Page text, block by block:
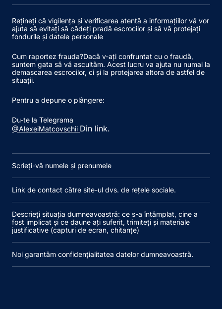
Rețineți că vigilența și verificarea atentă a informațiilor vă vor
ajuta să evitați să cădeți pradă escrocilor și să vă protejați
fondurile și datele personale
Cum raportez frauda?Dacă v-ați confruntat cu o fraudă,
suntem gata să vă ascultăm. Acest lucru va ajuta nu numai la
demascarea escrocilor, ci și la protejarea altora de astfel de
situații.
Pentru a depune o plângere:
Du-te la Telegrama
@AlexeiMatcovschii Din link.
Scrieți-vă numele și prenumele
Link de contact către site-ul dvs. de rețele sociale.
Descrieți situația dumneavoastră: ce s-a întâmplat, cine a
fost implicat și ce daune ați suferit, trimiteți și materiale
justificative (capturi de ecran, chitanțe)
Noi garantăm confidențialitatea datelor dumneavoastră.